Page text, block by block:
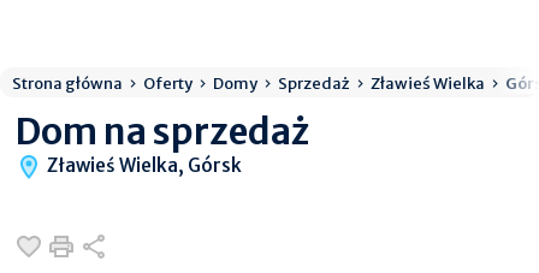
Strona główna Oferty Domy Sprzedaż Zławieś Wielka
Dom na sprzedaż
Zławieś Wielka, Górsk
Dodaj do ulubionych
Drukuj